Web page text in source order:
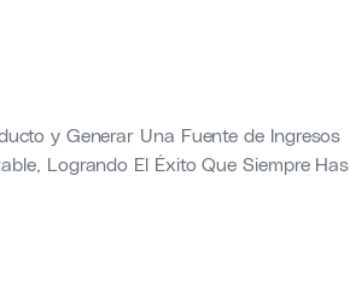
y Generar Una Fuente de Ingresos
Logrando El Éxito Que Siempre Has